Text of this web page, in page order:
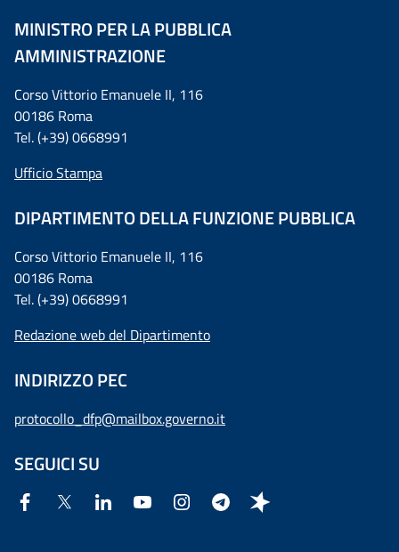
MINISTRO PER LA PUBBLICA
AMMINISTRAZIONE
Corso Vittorio Emanuele II, 116
00186 Roma
Tel. (+39) 0668991
Ufficio Stampa
DIPARTIMENTO DELLA FUNZIONE PUBBLICA
Corso Vittorio Emanuele II, 116
00186 Roma
Tel. (+39) 0668991
Redazione web del Dipartimento
INDIRIZZO PEC
protocollo_dfp@mailbox.governo.it
SEGUICI SU